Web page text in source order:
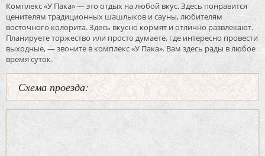
Комплекс «У Пака» — это отдых на любой вкус. Здесь понравится
ценителям традиционных шашлыков и сауны, любителям
восточного колорита. Здесь вкусно кормят и отлично развлекают.
Планируете торжество или просто думаете, где интересно провести
выходные, — звоните в комплекс «У Пака». Вам здесь рады в любое
время суток.
Схема проезда: